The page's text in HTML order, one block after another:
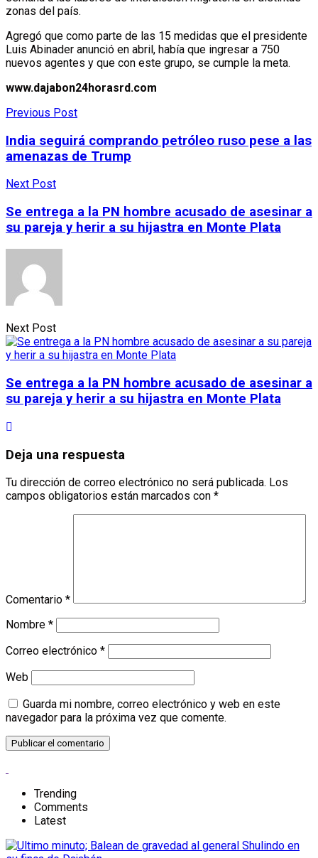
zonas del país.
Agregó que como parte de las 15 medidas que el presidente
Luis Abinader anunció en abril, había que ingresar a 750
nuevos agentes y que con este grupo, se cumple la meta.
www.dajabon24horasrd.com
Previous Post
India seguirá comprando petróleo ruso pese a las
amenazas de Trump
Next Post
Se entrega a la PN hombre acusado de asesinar a
su pareja y herir a su hijastra en Monte Plata
Next Post
Se entrega a la PN hombre acusado de asesinar a
su pareja y herir a su hijastra en Monte Plata
Deja una respuesta
Tu dirección de correo electrónico no será publicada. Los
campos obligatorios están marcados con *
Comentario *
Nombre *
Correo electrónico *
Web
Guarda mi nombre, correo electrónico y web en este
navegador para la próxima vez que comente.
Trending
Comments
Latest